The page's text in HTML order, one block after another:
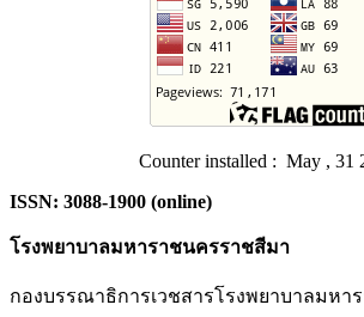
Counter installed : May , 31
ISSN: 3088-1900 (online)
โรงพยาบาลมหาราชนครราชสีมา
กองบรรณาธิการเวชสารโรงพยาบาลมหา